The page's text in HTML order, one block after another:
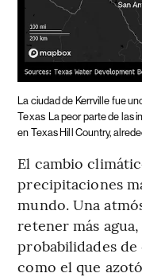
La ciudad de Kerrville fue
Texas
La peor parte de
en Texas Hill Country,
El cambio
precipitaciones
mundo. Una
retener más
probabilidades
como el que